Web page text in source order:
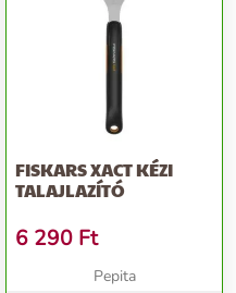
FISKARS XACT KÉZI
TALAJLAZÍTÓ
6 290 Ft
Pepita